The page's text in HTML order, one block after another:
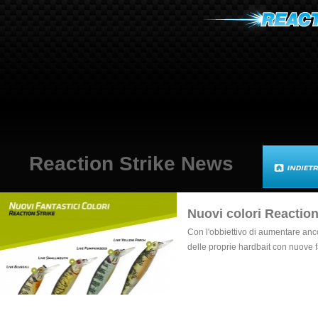
Reaction Strike News
Nuovi colori Reaction
Con l'obbiettivo di aumentare
delle proprie hardbait con nuove